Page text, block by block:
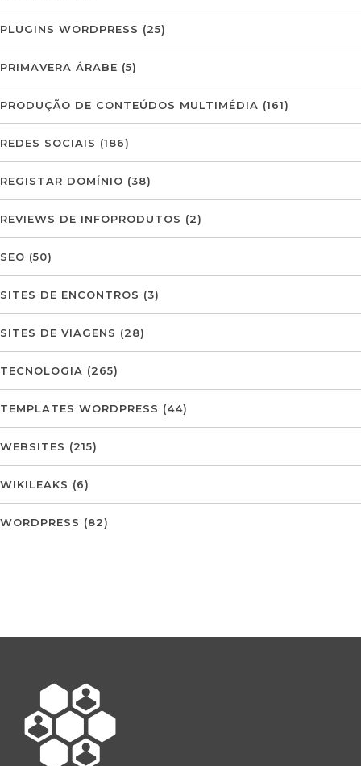
PLUGINS WORDPRESS (25)
PRIMAVERA ÁRABE (5)
PRODUÇÃO DE CONTEÚDOS MULTIMÉDIA (161)
REDES SOCIAIS (186)
REGISTAR DOMÍNIO (38)
REVIEWS DE INFOPRODUTOS (2)
SEO (50)
SITES DE ENCONTROS (3)
SITES DE VIAGENS (28)
TECNOLOGIA (265)
TEMPLATES WORDPRESS (44)
WEBSITES (215)
WIKILEAKS (6)
WORDPRESS (82)